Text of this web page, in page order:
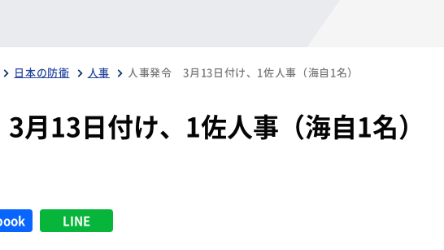
日本の防衛 人事 人事発令 3月13日付け、1佐人事（海自1名）
13日付け、1佐人事（海自1名）
LINE